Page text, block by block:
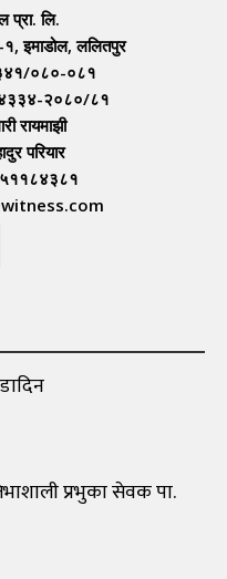
प्रा. लि.
१, इमाडोल, ललितपुर
०८०-०८१
४३३४-२०८०/८१
रायमाझी
परियार
प्रभुका सेवक पा.